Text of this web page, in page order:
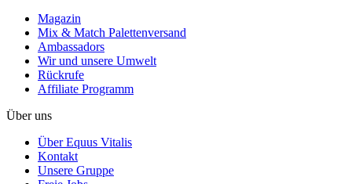
Magazin
Mix & Match Palettenversand
Ambassadors
Wir und unsere Umwelt
Rückrufe
Affiliate Programm
Über uns
Über Equus Vitalis
Kontakt
Unsere Gruppe